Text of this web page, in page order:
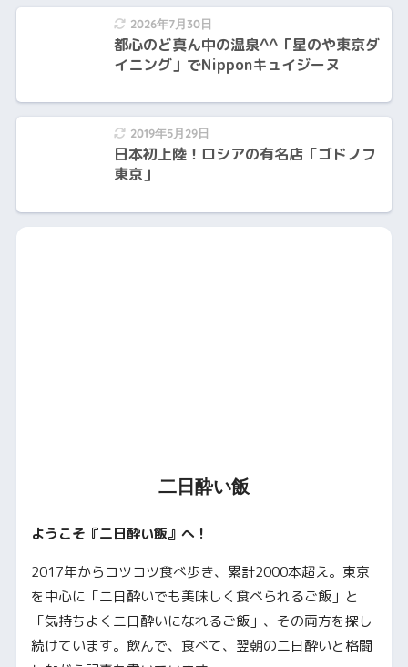
2026年7月30日
都心のど真ん中の温泉^^「星のや東京ダ
イニング」でNipponキュイジーヌ
2019年5月29日
日本初上陸！ロシアの有名店「ゴドノフ
東京」
二日酔い飯
ようこそ『二日酔い飯』へ！
2017年からコツコツ食べ歩き、累計2000本超え。東京
を中心に「二日酔いでも美味しく食べられるご飯」と
「気持ちよく二日酔いになれるご飯」、その両方を探し
続けています。飲んで、食べて、翌朝の二日酔いと格闘